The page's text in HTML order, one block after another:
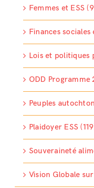
Femmes et ESS
Finances
Lois et politiques
ODD Programme
Peuples
Plaidoyer ESS
Souveraineté
Vision Globale sur